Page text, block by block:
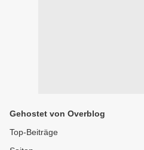
Gehostet von Overblog
Top-Beiträge